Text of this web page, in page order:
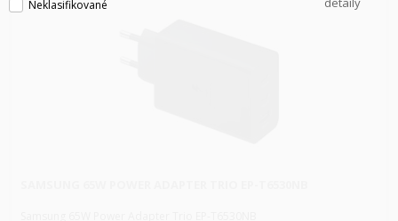
Neklasifikované